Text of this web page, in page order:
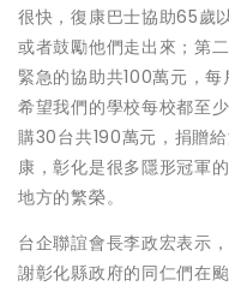
很快，復康巴士協助65歲
或者鼓勵他們走出來；第
緊急的協助共100萬元，
希望我們的學校每校都至
購30台共190萬元，捐贈
康，彰化是很多隱形冠軍
地方的繁榮。
台企聯誼會長李政宏表示
謝彰化縣政府的同仁們在